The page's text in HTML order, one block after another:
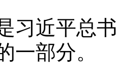
平总书
一部分。